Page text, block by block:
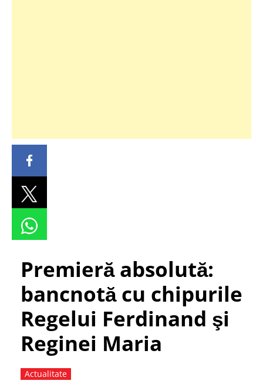
Premieră absolută:
bancnotă cu chipurile
Regelui Ferdinand şi
Reginei Maria
Actualitate